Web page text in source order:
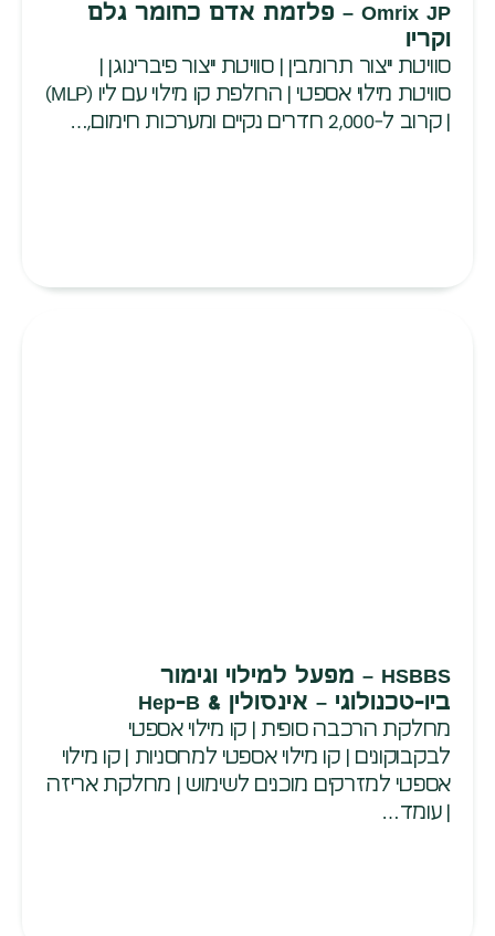
Omrix JP – פלזמת אדם כחומר גלם
וקריו
סוויטת ייצור תרומבין | סוויטת ייצור פיברינוגן |
סוויטת מילוי אספטי | החלפת קו מילוי עם ליו (MLP)
| קרוב ל-2,000 חדרים נקיים ומערכות חימום,…
HSBBS – מפעל למילוי וגימור
ביו-טכנולוגי – אינסולין & Hep-B
מחלקת הרכבה סופית | קו מילוי אספטי
לבקבוקונים | קו מילוי אספטי למחסניות | קו מילוי
אספטי למזרקים מוכנים לשימוש | מחלקת אריזה
| עומד…